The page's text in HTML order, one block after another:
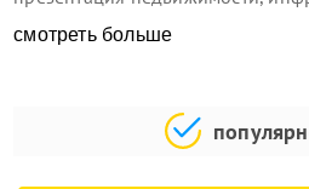
смотреть больше